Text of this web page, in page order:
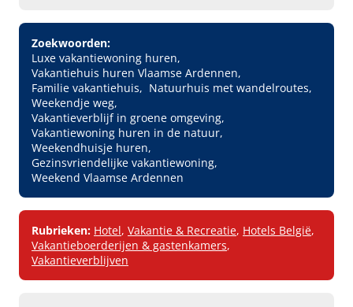
Zoekwoorden:
Luxe vakantiewoning huren
Vakantiehuis huren Vlaamse Ardennen
Familie vakantiehuis
Natuurhuis met wandelroutes
Weekendje weg
Vakantieverblijf in groene omgeving
Vakantiewoning huren in de natuur
Weekendhuisje huren
Gezinsvriendelijke vakantiewoning
Weekend Vlaamse Ardennen
Rubrieken: Hotel, Vakantie & Recreatie, Hotels België,
Vakantieboerderijen & gastenkamers,
Vakantieverblijven